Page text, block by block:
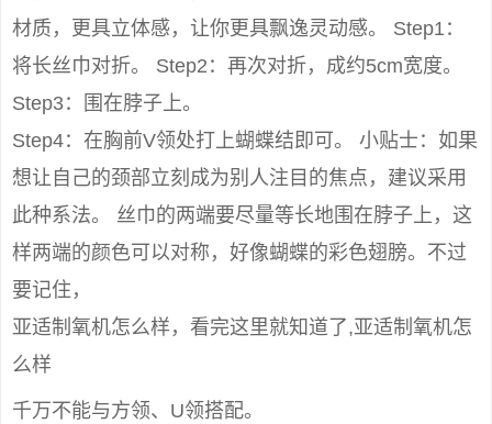
材质，更具立体感，让你更具飘逸灵动感。 Step1：
将长丝巾对折。 Step2：再次对折，成约5cm宽度。
Step3：围在脖子上。
Step4：在胸前V领处打上蝴蝶结即可。 小贴士：如果
想让自己的颈部立刻成为别人注目的焦点，建议采用
此种系法。 丝巾的两端要尽量等长地围在脖子上，这
样两端的颜色可以对称，好像蝴蝶的彩色翅膀。不过
要记住，
亚适制氧机怎么样，看完这里就知道了,亚适制氧机怎
么样
千万不能与方领、U领搭配。